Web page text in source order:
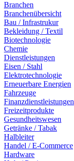
Branchen
Branchenübersicht
Bau / Infrastrukur
Bekleidung / Textil
Biotechnologie
Chemie
Dienstleistungen
Eisen / Stahl
Elektrotechnologie
Erneuerbare Energien
Fahrzeuge
Finanzdienstleistungen
Freizeitprodukte
Gesundheitswesen
Getränke / Tabak
Halbleiter
Handel / E-Commerce
Hardware